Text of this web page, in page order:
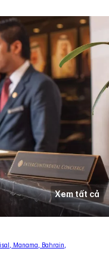
Xem tất cả